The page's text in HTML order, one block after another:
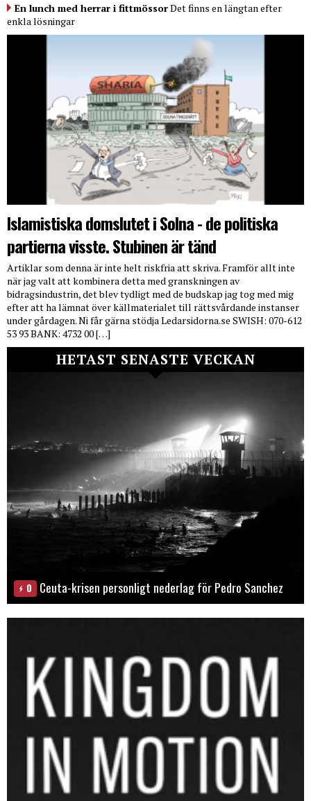
En lunch med herrar i fittmössorDet finns en längtan efter
enkla lösningar
Islamistiska domslutet i Solna - de politiska
partierna visste. Stubinen är tänd
Artiklar som denna är inte helt riskfria att skriva. Framför allt inte
när jag valt att kombinera detta med granskningen av
bidragsindustrin, det blev tydligt med de budskap jag tog med mig
efter att ha lämnat över källmaterialet till rättsvårdande instanser
under gårdagen. Ni får gärna stödja Ledarsidorna.se SWISH: 070-612
53 93 BANK: 4732 00 […]
HETAST SENASTE VECKAN
0 Ceuta-krisen personligt nederlag för Pedro Sanchez